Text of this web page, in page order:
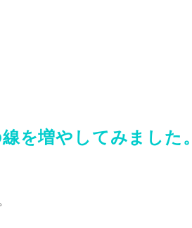
を増やしてみました。